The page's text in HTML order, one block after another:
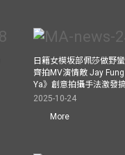
日籍女模坂部佩莎做野
齊拍MV演情敵 Jay
Ya》創意拍攝手法激發
2025-10-24
More